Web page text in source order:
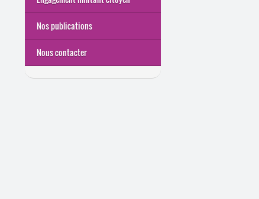
Nos publications
Nous contacter